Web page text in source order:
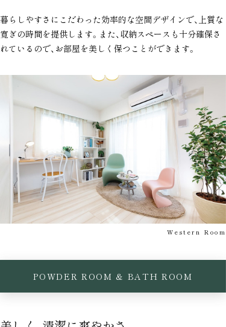
Western Room
暮らしやすさにこだわった効率的な空間デザインで、上質な
寛ぎの時間を提供します。また、収納スペースも十分確保さ
れているので、お部屋を美しく保つことができます。
POWDER ROOM & BATH ROOM